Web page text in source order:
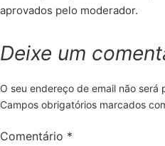
aprovados pelo moderador.
Deixe um
O seu endereço de email não será
Campos obrigatórios marcados
Comentário *